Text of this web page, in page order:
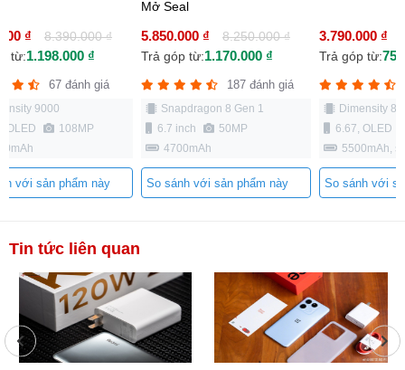
₫
8.250.000 ₫
1.170.000 ₫
187 đánh giá
8 Gen 1
50MP
sản phẩm này
3.790.000 ₫
7.290.000 ₫
Trả góp từ: 758.000 ₫
190 đánh giá
Dimensity 8100
6.67, OLED
48MP
5500mAh, sạc 67W
So sánh với sản phẩm này
Dimensity 9000
6.67, OLED
4500mAh
So sánh với sản
Tin tức liên quan